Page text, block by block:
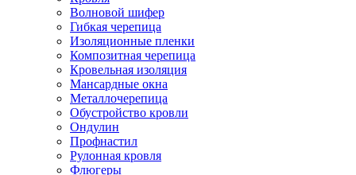
Волновой шифер
Гибкая черепица
Изоляционные пленки
Композитная черепица
Кровельная изоляция
Мансардные окна
Металлочерепица
Обустройство кровли
Ондулин
Профнастил
Рулонная кровля
Флюгеры